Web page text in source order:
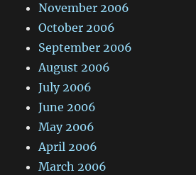
November 2006
October 2006
September 2006
August 2006
July 2006
June 2006
May 2006
April 2006
March 2006